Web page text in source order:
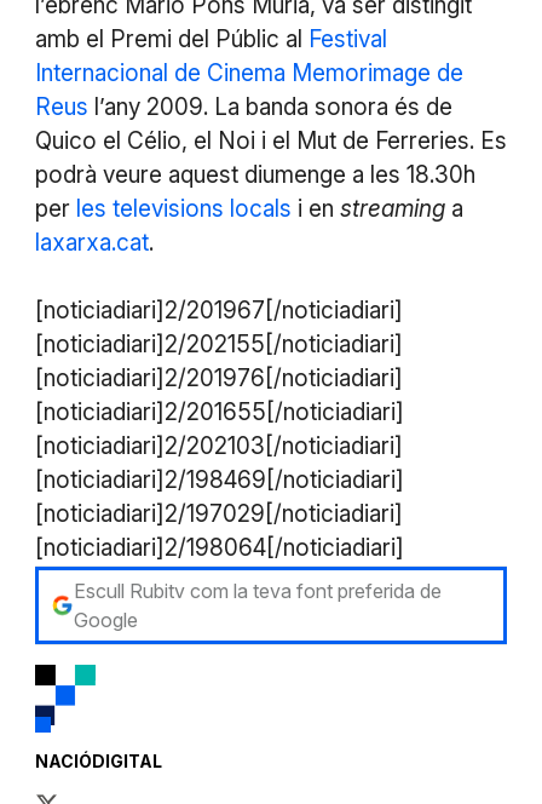
amb el Premi del Públic al Festival
Internacional de Cinema Memorimage de
Reus l’any 2009. La banda sonora és de
Quico el Célio, el Noi i el Mut de Ferreries. Es
podrà veure aquest diumenge a les 18.30h
per les televisions locals i en streaming a
laxarxa.cat.
[noticiadiari]2/201967[/noticiadiari]
[noticiadiari]2/202155[/noticiadiari]
​[noticiadiari]2/201976[/noticiadiari]
[noticiadiari]2/201655[/noticiadiari]
[noticiadiari]2/202103[/noticiadiari]
[noticiadiari]2/198469[/noticiadiari]
[noticiadiari]2/197029[/noticiadiari]
[noticiadiari]2/198064[/noticiadiari]
Escull Rubitv com la teva font preferida de
Google
NACIÓDIGITAL